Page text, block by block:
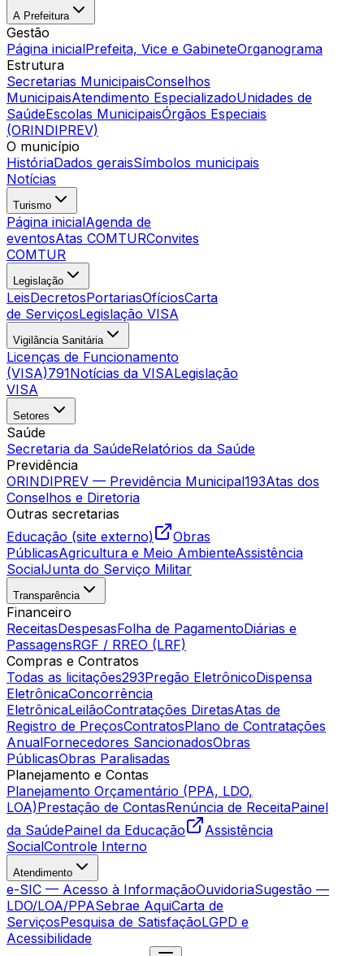
A Prefeitura
Gestão
Página inicialPrefeita, Vice e GabineteOrganograma
Estrutura
Secretarias MunicipaisConselhos
MunicipaisAtendimento EspecializadoUnidades de
SaúdeEscolas MunicipaisÓrgãos Especiais
(ORINDIPREV)
O município
HistóriaDados geraisSímbolos municipais
Notícias
Turismo
Página inicialAgenda de
eventosAtas COMTURConvites
COMTUR
Legislação
LeisDecretosPortariasOfíciosCarta
de ServiçosLegislação VISA
Vigilância Sanitária
Licenças de Funcionamento
(VISA)791Notícias da VISALegislação
VISA
Setores
Saúde
Secretaria da SaúdeRelatórios da Saúde
Previdência
ORINDIPREV — Previdência Municipal193Atas dos
Conselhos e Diretoria
Outras secretarias
Educação (site externo)
Obras
PúblicasAgricultura e Meio AmbienteAssistência
SocialJunta do Serviço Militar
Transparência
Financeiro
ReceitasDespesasFolha de PagamentoDiárias e
PassagensRGF / RREO (LRF)
Compras e Contratos
Todas as licitações293Pregão EletrônicoDispensa
EletrônicaConcorrência
EletrônicaLeilãoContratações DiretasAtas de
Registro de PreçosContratosPlano de Contratações
AnualFornecedores SancionadosObras
PúblicasObras Paralisadas
Planejamento e Contas
Planejamento Orçamentário (PPA, LDO,
LOA)Prestação de ContasRenúncia de ReceitaPainel
da SaúdePainel da Educação
Assistência
SocialControle Interno
Atendimento
e-SIC — Acesso à InformaçãoOuvidoriaSugestão —
LDO/LOA/PPASebrae AquiCarta de
ServiçosPesquisa de SatisfaçãoLGPD e
Acessibilidade